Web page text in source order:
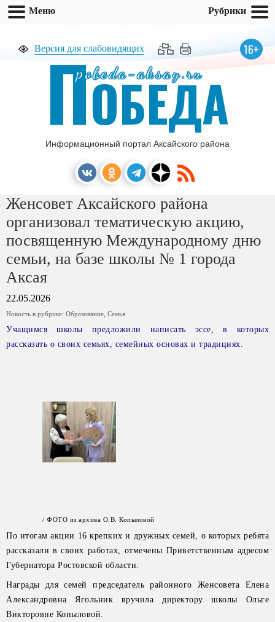
Версия для слабовидящих 16+
pobeda-aksay.ru
ПОБЕДА
Информационный портал Аксайского района
Женсовет Аксайского района
организовал тематическую акцию,
посвященную Международному дню
семьи, на базе школы № 1 города
Аксая
22.05.2026
Новость в рубрике: Образование Семья
Учащимся школы предложили написать эссе, в которых
рассказать о своих семьях, семейных основах и традициях.
/ ФОТО из архива О.В. Копыловой
По итогам акции 16 крепких и дружных семей, о которых ребята
рассказали в своих работах, отмечены Приветственным адресом
Губернатора Ростовской области.
Награды для семей председатель районного Женсовета Елена
Александровна Ягольник вручила директору школы Ольге
Викторовне Копыловой.
Меню Рубрики